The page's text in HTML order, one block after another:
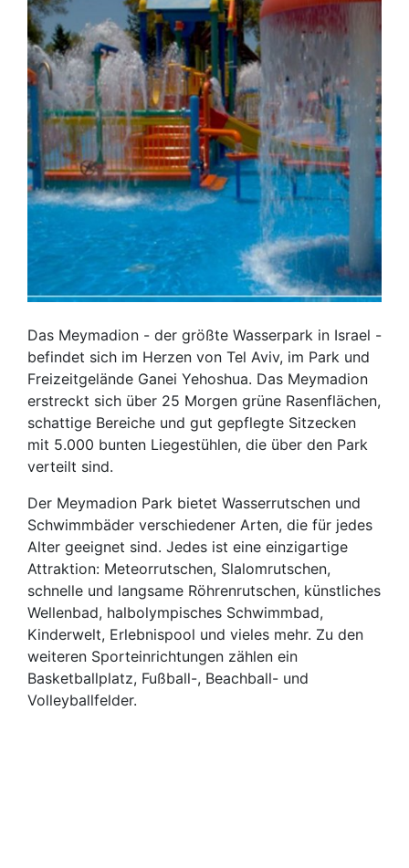
Das Meymadion - der größte Wasserpark in Israel -
befindet sich im Herzen von Tel Aviv, im Park und
Freizeitgelände Ganei Yehoshua. Das Meymadion
erstreckt sich über 25 Morgen grüne Rasenflächen,
schattige Bereiche und gut gepflegte Sitzecken
mit 5.000 bunten Liegestühlen, die über den Park
verteilt sind.
Der Meymadion Park bietet Wasserrutschen und
Schwimmbäder verschiedener Arten, die für jedes
Alter geeignet sind. Jedes ist eine einzigartige
Attraktion: Meteorrutschen, Slalomrutschen,
schnelle und langsame Röhrenrutschen, künstliches
Wellenbad, halbolympisches Schwimmbad,
Kinderwelt, Erlebnispool und vieles mehr. Zu den
weiteren Sporteinrichtungen zählen ein
Basketballplatz, Fußball-, Beachball- und
Volleyballfelder.